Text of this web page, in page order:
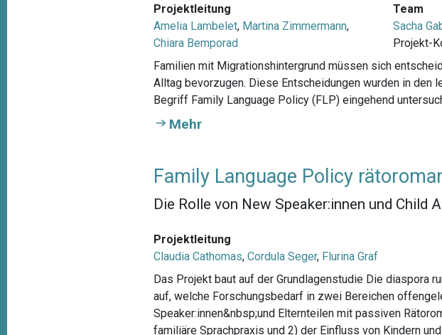
Projektleitung
Amelia Lambelet, Martina Zimmermann,
Chiara Bemporad
Team
Sacha
Projekt-
Familien mit Migrationshintergrund müssen sich
Alltag bevorzugen. Diese Entscheidungen wurden in den
Begriff Family Language Policy (FLP) eingehend
Mehr
Family Language Policy
Die Rolle von New Speaker:innen und Child
Projektleitung
Claudia Cathomas,Cordula Seger, Flurina Graf
Das Projekt baut auf der Grundlagenstudie Die diaspora
auf, welche Forschungsbedarf in zwei Bereichen
Speaker:innen&nbsp;und Elternteilen mit passiven
familiäre Sprachpraxis und 2) der Einfluss von Kindern